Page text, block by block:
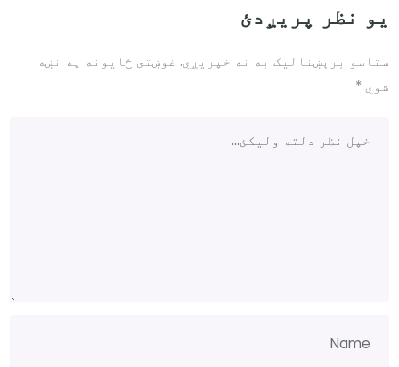
یو نظر پریږدئ
ستاسو برېښناليک به نه خپريږي. غوښتى ځایونه په نښه
شوي *